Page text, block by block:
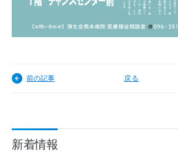
前の記事 戻る
新着情報